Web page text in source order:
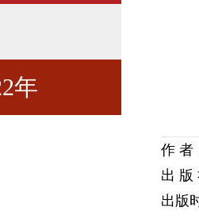
年
作 者
出 版
出版